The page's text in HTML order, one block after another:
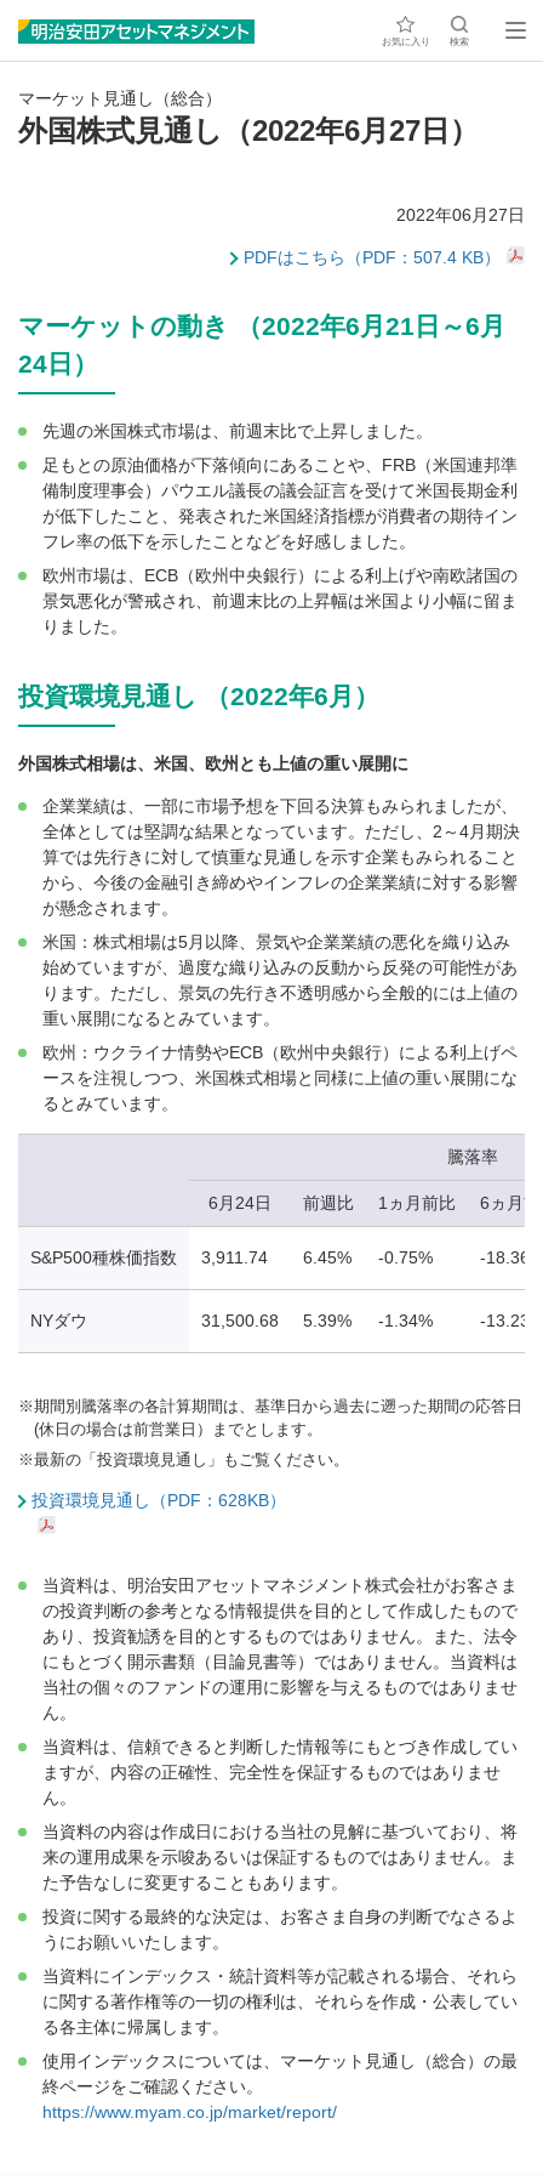
お気に入り 検索
マーケット見通し（総合）
外国株式見通し（2022年6月27日）
2022年06月27日
PDFはこちら（PDF：507.4 KB）
マーケットの動き （2022年6月21日～6月
24日）
先週の米国株式市場は、前週末比で上昇しました。
足もとの原油価格が下落傾向にあることや、FRB（米国連邦準
備制度理事会）パウエル議長の議会証言を受けて米国長期金利
が低下したこと、発表された米国経済指標が消費者の期待イン
フレ率の低下を示したことなどを好感しました。
欧州市場は、ECB（欧州中央銀行）による利上げや南欧諸国の
景気悪化が警戒され、前週末比の上昇幅は米国より小幅に留ま
りました。
投資環境見通し （2022年6月）
外国株式相場は、米国、欧州とも上値の重い展開に
企業業績は、一部に市場予想を下回る決算もみられましたが、
全体としては堅調な結果となっています。ただし、2～4月期決
算では先行きに対して慎重な見通しを示す企業もみられること
から、今後の金融引き締めやインフレの企業業績に対する影響
が懸念されます。
米国：株式相場は5月以降、景気や企業業績の悪化を織り込み
始めていますが、過度な織り込みの反動から反発の可能性があ
ります。ただし、景気の先行き不透明感から全般的には上値の
重い展開になるとみています。
欧州：ウクライナ情勢やECB（欧州中央銀行）による利上げペ
ースを注視しつつ、米国株式相場と同様に上値の重い展開にな
るとみています。
騰落率
6月24日 前週比 1ヵ月前比 6ヵ月
S&P500種株価指数 3,911.74 6.45% -0.75% -18.36%
NYダウ 31,500.68 5.39% -1.34% -13.23%
※期間別騰落率の各計算期間は、基準日から過去に遡った期間の応答日
(休日の場合は前営業日）までとします。
※最新の「投資環境見通し」もご覧ください。
投資環境見通し（PDF：628KB）
当資料は、明治安田アセットマネジメント株式会社がお客さま
の投資判断の参考となる情報提供を目的として作成したもので
あり、投資勧誘を目的とするものではありません。また、法令
にもとづく開示書類（目論見書等）ではありません。当資料は
当社の個々のファンドの運用に影響を与えるものではありませ
ん。
当資料は、信頼できると判断した情報等にもとづき作成してい
ますが、内容の正確性、完全性を保証するものではありませ
ん。
当資料の内容は作成日における当社の見解に基づいており、将
来の運用成果を示唆あるいは保証するものではありません。ま
た予告なしに変更することもあります。
投資に関する最終的な決定は、お客さま自身の判断でなさるよ
うにお願いいたします。
当資料にインデックス・統計資料等が記載される場合、それら
に関する著作権等の一切の権利は、それらを作成・公表してい
る各主体に帰属します。
使用インデックスについては、マーケット見通し（総合）の最
終ページをご確認ください。
https://www.myam.co.jp/market/report/